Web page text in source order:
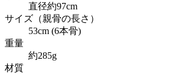
直径約97cm
サイズ（親骨の長さ）
53cm (6本骨)
重量
約285g
材質